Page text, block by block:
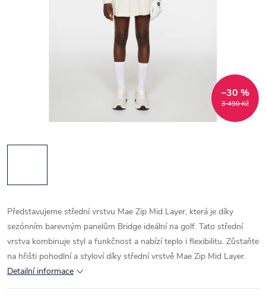
3 490 Kč
–30 %
Představujeme střední vrstvu Mae Zip Mid Layer, která je díky
sezónním barevným panelům Bridge ideální na golf. Tato střední
vrstva kombinuje styl a funkčnost a nabízí teplo i flexibilitu. Zůstaňte
na hřišti pohodlní a styloví díky střední vrstvě Mae Zip Mid Layer.
Detailní informace